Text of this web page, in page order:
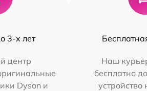
3-х лет
центр
Dyson и
Наш
бесплатно
устройство